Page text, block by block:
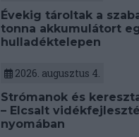
Évekig tároltak a
tonna akkumulátort
hulladéktelepen
2026. augusztus 4.
Strómanok és
– Elcsalt
nyomában